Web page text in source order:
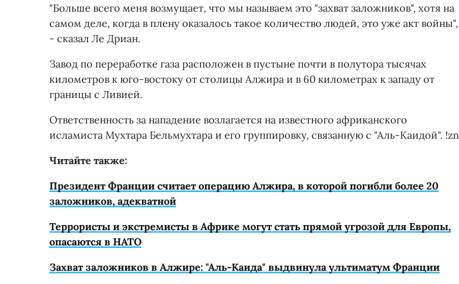
"Больше всего меня возмущает, что мы называем это "захват заложников", хотя на
самом деле, когда в плену оказалось такое количество людей, это уже акт войны",
- сказал Ле Дриан.
Завод по переработке газа расположен в пустыне почти в полутора тысячах
километров к юго-востоку от столицы Алжира и в 60 километрах к западу от
границы с Ливией.
Ответственность за нападение возлагается на известного африканского
исламиста Мухтара Бельмухтара и его группировку, связанную с "Аль-Каидой". !zn
Читайте также:
Президент Франции считает операцию Алжира, в которой погибли более 20
заложников, адекватной
Террористы и экстремисты в Африке могут стать прямой угрозой для Европы,
опасаются в НАТО
Захват заложников в Алжире: "Аль-Каида" выдвинула ультиматум Франции